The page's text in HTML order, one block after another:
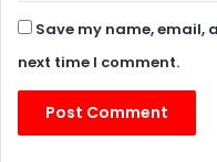
Save my name, email,
next time I comment.